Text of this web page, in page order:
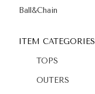
Ball&Chain
ITEM CATEGORIES
TOPS
OUTERS